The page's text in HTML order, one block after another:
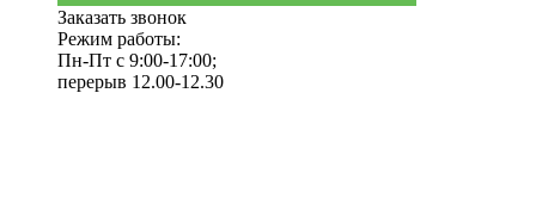
Заказать звонок
Режим работы:
Пн-Пт с 9:00-17:00;
перерыв 12.00-12.30